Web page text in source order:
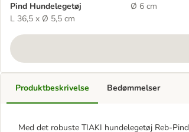
Pind Hundelegetøj
L 36,5 x Ø 5,5 cm
Ø 6 cm
Produktbeskrivelse
Med det robuste TIAKI hundelegetøj Reb-Pind
Bedømmelser